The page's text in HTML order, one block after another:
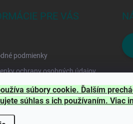
súbory cookie. Ďalším
súhlas s ich používaním. Viac
PRE VÁS
podmienky
ochrany osobných údajov